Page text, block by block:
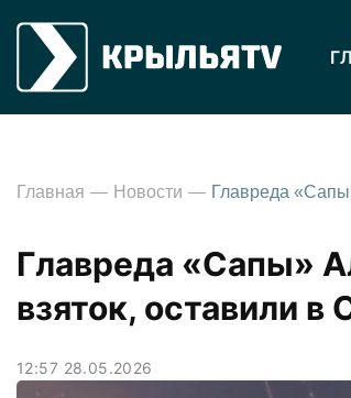
Главная Новости
Главреда «Сапы»
взяток, оставили в
12:57 28.05.2026